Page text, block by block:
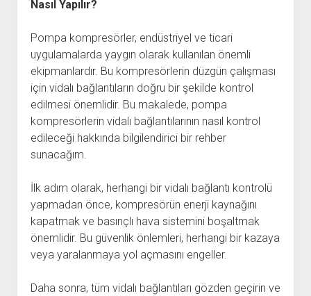
Nasıl Yapılır?
Pompa kompresörler, endüstriyel ve ticari
uygulamalarda yaygın olarak kullanılan önemli
ekipmanlardır. Bu kompresörlerin düzgün çalışması
için vidalı bağlantıların doğru bir şekilde kontrol
edilmesi önemlidir. Bu makalede, pompa
kompresörlerin vidalı bağlantılarının nasıl kontrol
edileceği hakkında bilgilendirici bir rehber
sunacağım.
İlk adım olarak, herhangi bir vidalı bağlantı kontrolü
yapmadan önce, kompresörün enerji kaynağını
kapatmak ve basınçlı hava sistemini boşaltmak
önemlidir. Bu güvenlik önlemleri, herhangi bir kazaya
veya yaralanmaya yol açmasını engeller.
Daha sonra, tüm vidalı bağlantıları gözden geçirin ve